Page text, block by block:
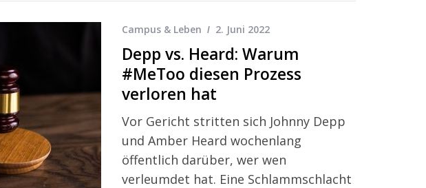
Campus & Leben 2. Juni 2022
Depp vs. Heard: Warum
#MeToo diesen Prozess
verloren hat
Vor Gericht stritten sich Johnny Depp
und Amber Heard wochenlang
öffentlich darüber, wer wen
verleumdet hat. Eine Schlammschlacht